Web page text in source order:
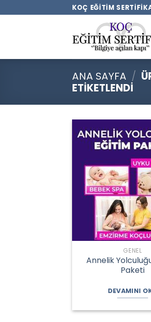
KOÇ EĞITIM
ANA SAYFA /
ETIKETLENDI
GENEL
Annelik
Paketi
DEVAMINI